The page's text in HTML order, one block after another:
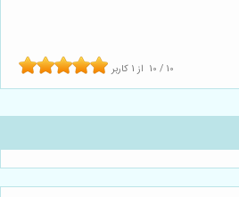
10 / 10 از 1 کاربر